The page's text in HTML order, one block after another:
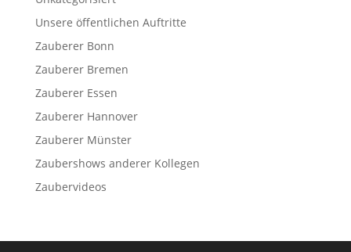
Unsere öffentlichen Auftritte
Zauberer Bonn
Zauberer Bremen
Zauberer Essen
Zauberer Hannover
Zauberer Münster
Zaubershows anderer Kollegen
Zaubervideos